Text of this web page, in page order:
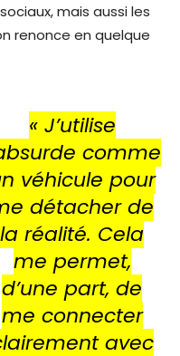
mais aussi les
renonce en quelque
« J’utilise
comme
véhicule pour
détacher de
la réalité. Cela
me permet,
d’une part, de
me connecter
avec